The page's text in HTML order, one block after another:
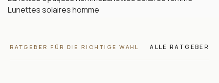
Lunettes solaires homme
RATGEBER FÜR DIE RICHTIGE WAHL ALLE RATGEBER